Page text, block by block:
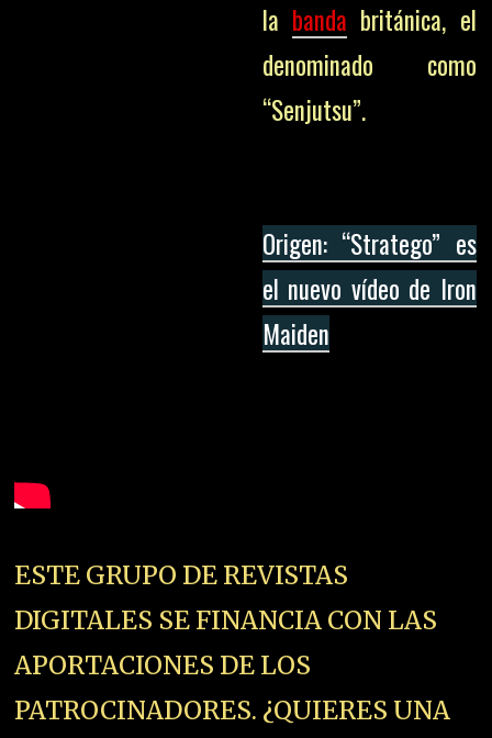
la banda británica, el
denominado como
“Senjutsu”.
Origen: “Stratego” es
el nuevo vídeo de Iron
Maiden
ESTE GRUPO DE REVISTAS
DIGITALES SE FINANCIA CON LAS
APORTACIONES DE LOS
PATROCINADORES. ¿QUIERES UNA